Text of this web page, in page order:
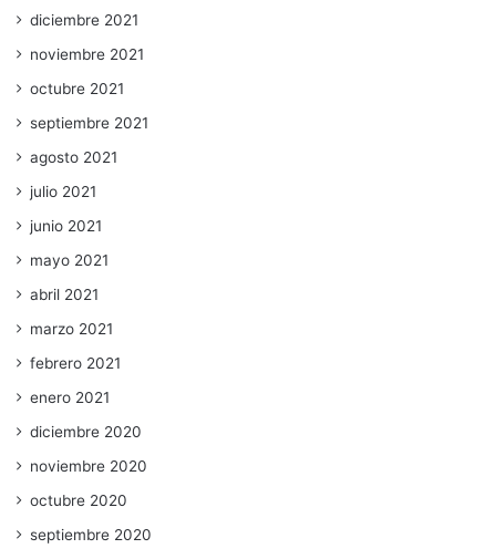
diciembre 2021
noviembre 2021
octubre 2021
septiembre 2021
agosto 2021
julio 2021
junio 2021
mayo 2021
abril 2021
marzo 2021
febrero 2021
enero 2021
diciembre 2020
noviembre 2020
octubre 2020
septiembre 2020